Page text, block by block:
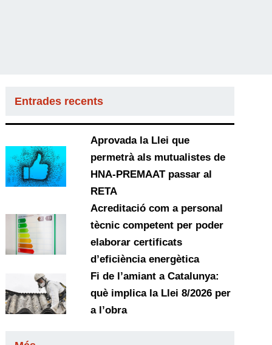
Entrades recents
Aprovada la Llei que
permetrà als mutualistes de
HNA-PREMAAT passar al
RETA
Acreditació com a personal
tècnic competent per poder
elaborar certificats
d’eficiència energètica
Fi de l’amiant a Catalunya:
què implica la Llei 8/2026 per
a l’obra